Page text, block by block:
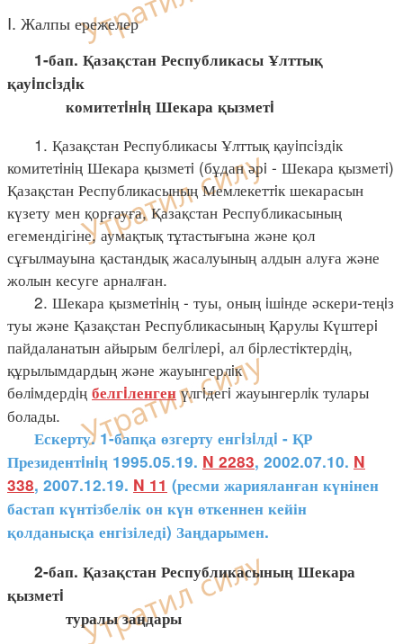
I. Жалпы ережелер
1-бап. Қазақстан Республикасы Ұлттық
қауiпсiздiк
комитетiнiң Шекара қызметi
1. Қазақстан Республикасы Ұлттық қауiпсiздiк
комитетiнiң Шекара қызметi (бұдан әрi - Шекара қызметi)
Қазақстан Республикасының Мемлекеттiк шекарасын
күзету мен қорғауға, Қазақстан Республикасының
егемендігіне, аумақтық тұтастығына және қол
сұғылмауына қастандық жасалуының алдын алуға және
жолын кесуге арналған.
2. Шекара қызметiнiң - туы, оның iшiнде әскери-теңiз
туы және Қазақстан Республикасының Қарулы Күштерi
пайдаланатын айырым белгiлерi, ал бiрлестiктердiң,
құрылымдардың және жауынгерлiк
бөлiмдердiң белгiленген үлгiдегi жауынгерлiк тулары
болады.
Ескерту. 1-бапқа өзгерту енгiзiлдi - ҚР
Президентiнiң 1995.05.19. N 2283, 2002.07.10. N
338, 2007.12.19. N 11 (ресми жарияланған күнінен
бастап күнтізбелік он күн өткеннен кейін
қолданысқа енгізіледі) Заңдарымен.
2-бап. Қазақстан Республикасының Шекара
қызметi
туралы заңдары